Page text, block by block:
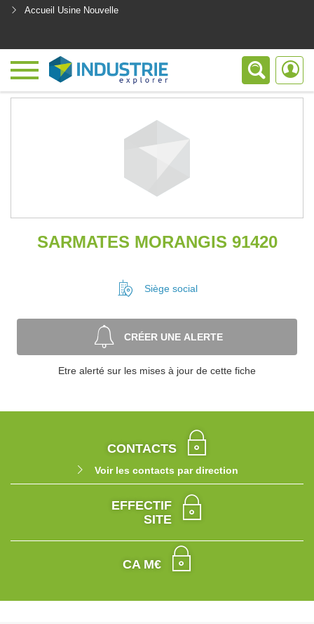
Accueil Usine Nouvelle
SARMATES MORANGIS 91420
Siège social
CRÉER UNE ALERTE
Etre alerté sur les mises à jour de cette fiche
CONTACTS
Voir les contacts par direction
EFFECTIF
SITE
CA M€